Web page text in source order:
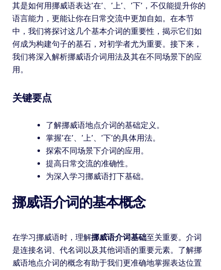
其是如何用挪威语表达’在’、’上’、’下’，不仅能提升你的
语言能力，更能让你在日常交流中更加自如。在本节
中，我们将探讨这几个基本介词的重要性，揭示它们如
何成为构建句子的基石，对初学者尤为重要。接下来，
我们将深入解析挪威语介词用法及其在不同场景下的应
用。
关键要点
了解挪威语地点介词的基础定义。
掌握’在’、’上’、’下’的具体用法。
探索不同场景下介词的应用。
提高日常交流的准确性。
为深入学习挪威语打下基础。
挪威语介词的基本概念
在学习挪威语时，理解挪威语介词基础至关重要。介词
是连接名词、代名词以及其他词语的重要元素。了解挪
威语地点介词的概念有助于我们更准确地掌握表达位置